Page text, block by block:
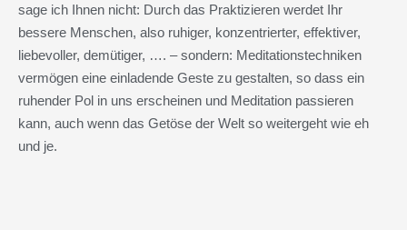
sage ich Ihnen nicht: Durch das Praktizieren werdet Ihr
bessere Menschen, also ruhiger, konzentrierter, effektiver,
liebevoller, demütiger, …. – sondern: Meditationstechniken
vermögen eine einladende Geste zu gestalten, so dass ein
ruhender Pol in uns erscheinen und Meditation passieren
kann, auch wenn das Getöse der Welt so weitergeht wie eh
und je.